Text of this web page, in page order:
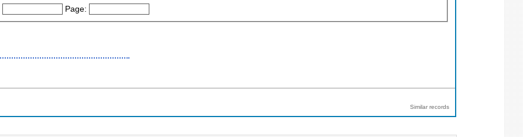
Page:
Similar records